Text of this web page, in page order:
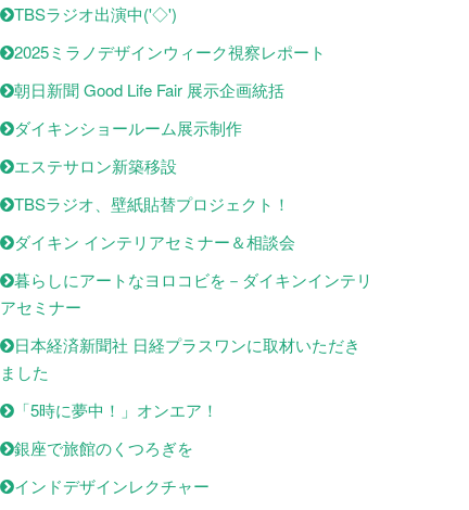
TBSラジオ出演中('◇')ゞ
2025ミラノデザインウィーク視察レポート
朝日新聞 Good Life Fair 展示企画統括
ダイキンショールーム展示制作
エステサロン新築移設
TBSラジオ、壁紙貼替プロジェクト！
ダイキン インテリアセミナー＆相談会
暮らしにアートなヨロコビを－ダイキンインテリ
アセミナー
日本経済新聞社 日経プラスワンに取材いただき
ました
「5時に夢中！」オンエア！
銀座で旅館のくつろぎを
インドデザインレクチャー